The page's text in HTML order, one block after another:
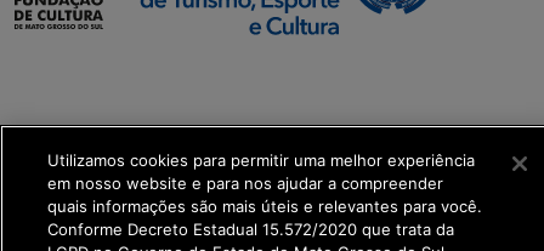
Transformação Digital
get_footer();
Utilizamos cookies para permitir uma melhor experiência
em nosso website e para nos ajudar a compreender
quais informações são mais úteis e relevantes para você.
Conforme Decreto Estadual 15.572/2020 que trata da